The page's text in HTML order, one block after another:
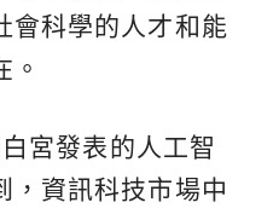
會科學的人才和能
。
宮發表的人工智
，資訊科技市場中